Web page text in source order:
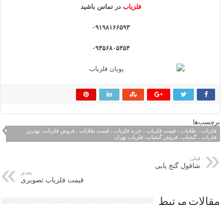
فلزیاب در تماس باشید
۰۹۱۹۸۱۶۶۵۹۳
۰۹۳۵۶۸۰۵۴۵۴
برچسب‌ها
فلزیاب ، طلایاب ، قیمت فلزیاب ، خرید فلزیاب ، قیمت طلایاب ، فروش فلزیاب، بهترین
فلزیاب ، گنجیاب، فروش گنجیاب، فلزیاب تهران
قبلی
شاقول گنج یابی
بعدی
قیمت فلزیاب تصویری
مقالات مرتبط